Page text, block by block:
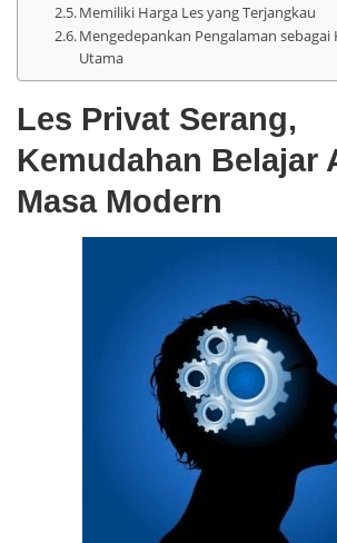
Memiliki Harga Les yang Terjangkau
Mengedepankan Pengalaman sebagai
Utama
Les Privat Serang,
Kemudahan Belajar
Masa Modern